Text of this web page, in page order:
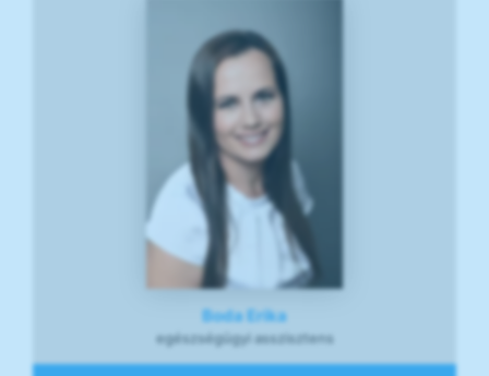
Boda Erika
egészségügyi asszisztens